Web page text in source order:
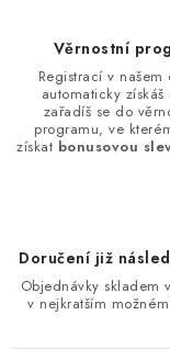
Věrnostní
Registrací v našem
automaticky získáš
zařadíš se do
programu, ve
získat bonusovou
Doručení již
Objednávky skladem
v nejkratším